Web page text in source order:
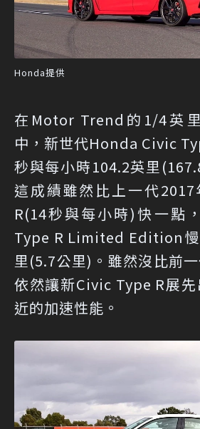
Honda提供
在Motor Trend的1/4英
中，新世代Honda Civic
秒與每小時104.2英里
這成績雖然比上一代
R(14秒與每小時)快一點
Type R Limited Edition慢
里(5.7公里)。雖然沒比前
依然讓新Civic Type R展
近的加速性能。